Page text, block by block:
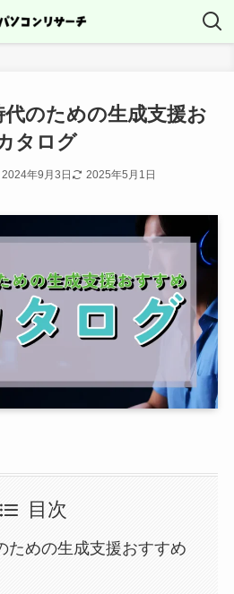
のための生成支援お
タログ
2024年9月3日 2025年5月1日
目次
ための生成支援おすすめ